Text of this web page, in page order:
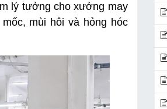
lý tưởng cho xưởng may
mùi hôi và hỏng hóc